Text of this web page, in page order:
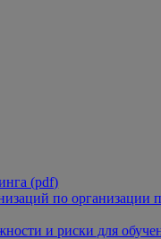
(pdf)
по организации
и риски для